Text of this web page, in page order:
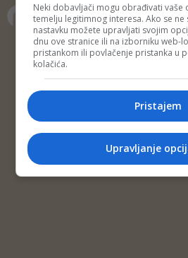
Copyright © 2014
Impressum
Kontakt
Neki dobavljači mogu obrađivati vaše
temelju legitimnog interesa. Ako se ne
nastavku možete upravljati svojim
dnu ove stranice ili na izborniku web-
pristankom ili povlačenje pristanka u
kolačića.
Pristajem
Upravljanje